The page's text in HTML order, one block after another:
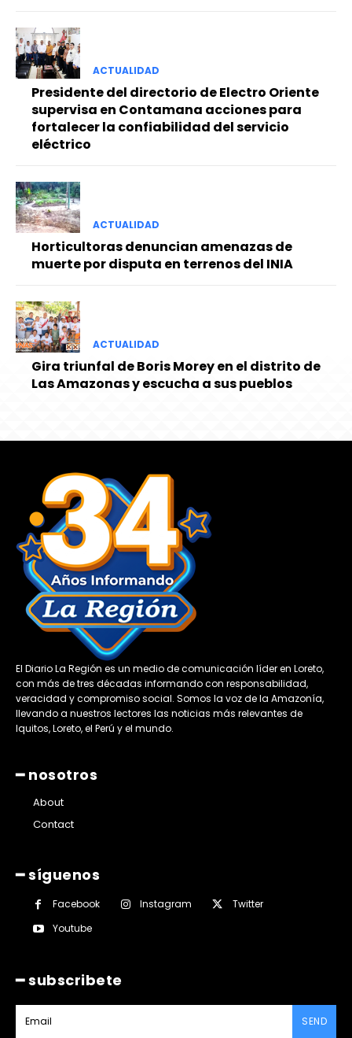
ACTUALIDAD
Presidente del directorio de Electro Oriente
supervisa en Contamana acciones para
fortalecer la confiabilidad del servicio
eléctrico
ACTUALIDAD
Horticultoras denuncian amenazas de
muerte por disputa en terrenos del INIA
ACTUALIDAD
Gira triunfal de Boris Morey en el distrito de
Las Amazonas y escucha a sus pueblos
El Diario La Región es un medio de comunicación líder en Loreto,
con más de tres décadas informando con responsabilidad,
veracidad y compromiso social. Somos la voz de la Amazonía,
llevando a nuestros lectores las noticias más relevantes de
Iquitos, Loreto, el Perú y el mundo.
━ nosotros
About
Contact
━ síguenos
Facebook Instagram
Twitter
Youtube
━ subscribete
SEND